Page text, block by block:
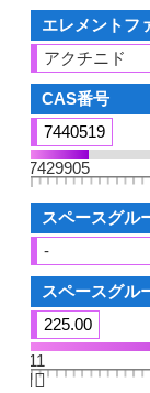
エレメントフ
アクチニド
CAS番号
7440519
7429905
スペースグル
-
スペースグル
225.00
11
👆🏻